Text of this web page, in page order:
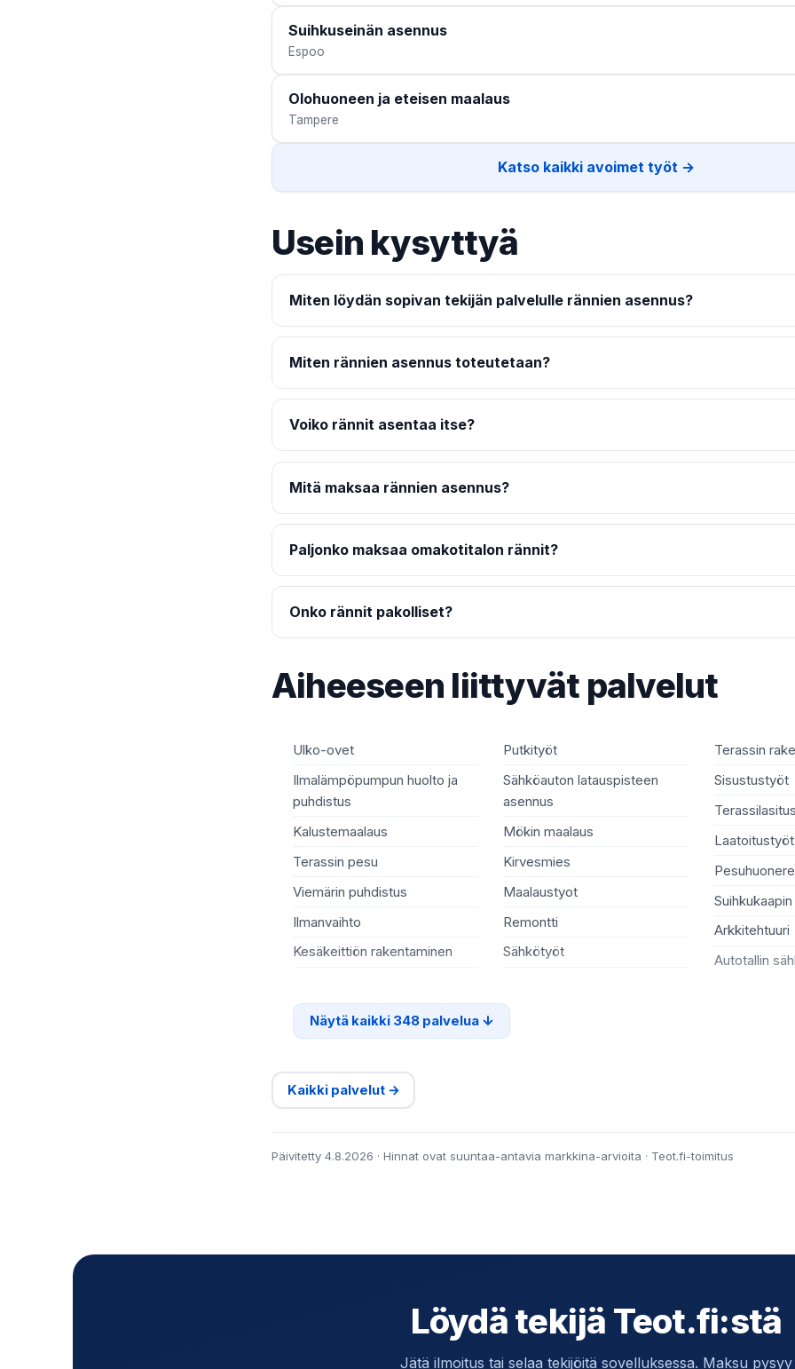
Suihkuseinän asennus
Espoo
Olohuoneen ja eteisen maalaus
Tampere
Katso kaikki avoimet työt →
Usein kysyttyä
Miten löydän sopivan tekijän palvelulle rännien asennus?
Miten rännien asennus toteutetaan?
Voiko rännit asentaa itse?
Mitä maksaa rännien asennus?
Paljonko maksaa omakotitalon rännit?
Onko rännit pakolliset?
Aiheeseen liittyvät palvelut
Ulko-ovet
Ilmalämpöpumpun huolto ja
puhdistus
Kalustemaalaus
Terassin pesu
Viemärin puhdistus
Ilmanvaihto
Kesäkeittiön rakentaminen
Putkityöt
Sähköauton latauspisteen
asennus
Mökin maalaus
Kirvesmies
Maalaustyot
Remontti
Sähkötyöt
Terassin
Sisustustyöt
Terassilasitus
Laatoitustyöt
Arkkitehtuuri
Autotallin
Näytä kaikki 348 palvelua
Kaikki palvelut →
Päivitetty 4.8.2026 · Hinnat ovat suuntaa-antavia markkina-arvioita · Teot.fi-toimitus
Löydä tekijä Teot.fi:stä
Jätä ilmoitus tai selaa tekijöitä sovelluksessa. Maksu pysyy